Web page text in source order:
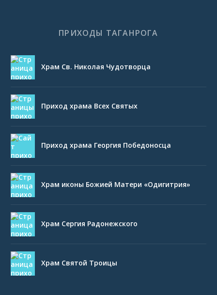
ПРИХОДЫ ТАГАНРОГА
Храм Св. Николая Чудотворца
Приход храма Всех Святых
Приход храма Георгия Победоносца
Храм иконы Божией Матери «Одигитрия»
Храм Сергия Радонежского
Храм Святой Троицы